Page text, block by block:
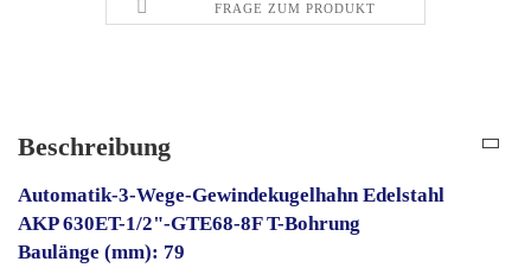
FRAGE ZUM PRODUKT
Beschreibung
Automatik-3-Wege-Gewindekugelhahn Edelstahl
AKP 630ET-1/2"-GTE68-8F T-Bohrung
Baulänge (mm): 79